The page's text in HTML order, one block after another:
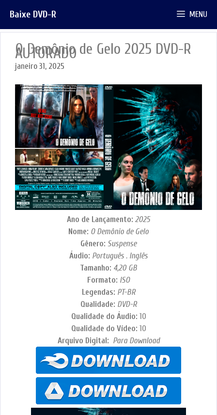
para
o
conteúdo
Baixe DVD-R MENU
O Demônio de Gelo 2025 DVD-R
AUTORADO
janeiro 31, 2025
Ano de Lançamento: 2025
Nome: O Demônio de Gelo
Gênero: Suspense
Áudio: Português . Inglês
Tamanho: 4,20 GB
Formato: ISO
Legendas: PT-BR
Qualidade: DVD-R
Qualidade do Áudio: 10
Qualidade do Vídeo: 10
Arquivo Digital: Para Download